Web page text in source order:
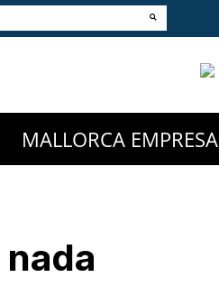
MALLORCA EMPRESA